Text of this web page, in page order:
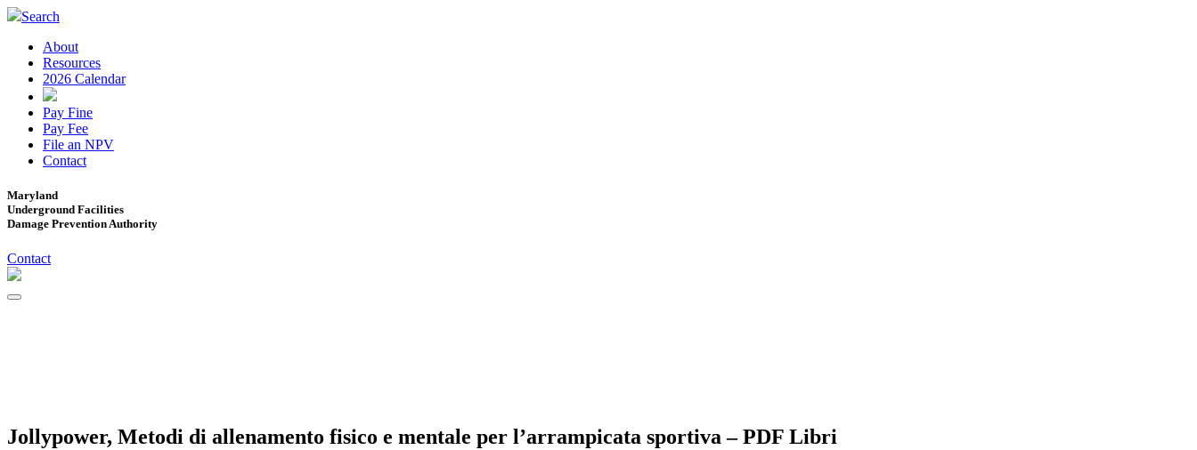
Search
About
Resources
2026 Calendar
Pay Fine
Pay Fee
File an NPV
Contact
Maryland
Underground Facilities
Damage Prevention Authority
Contact
Jollypower, Metodi di allenamento fisico e mentale per l’arrampicata sportiva – PDF Libri